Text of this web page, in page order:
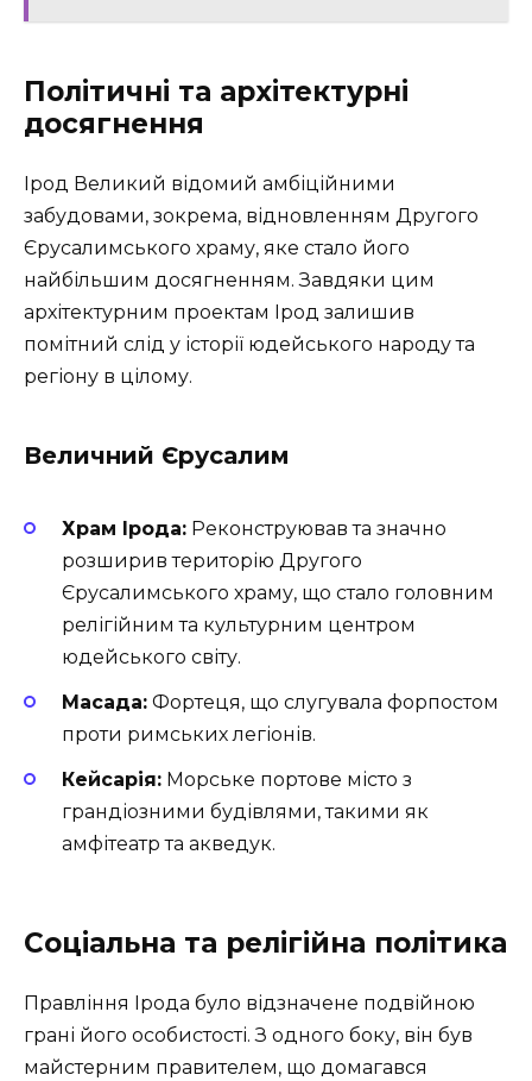
Політичні та архітектурні
досягнення
Ірод Великий відомий амбіційними
забудовами, зокрема, відновленням Другого
Єрусалимського храму, яке стало його
найбільшим досягненням. Завдяки цим
архітектурним проектам Ірод залишив
помітний слід у історії юдейського народу та
регіону в цілому.
Величний Єрусалим
Храм Ірода: Реконструював та значно
розширив територію Другого
Єрусалимського храму, що стало головним
релігійним та культурним центром
юдейського світу.
Масада: Фортеця, що слугувала форпостом
проти римських легіонів.
Кейсарія: Морське портове місто з
грандіозними будівлями, такими як
амфітеатр та акведук.
Соціальна та релігійна політика
Правління Ірода було відзначене подвійною
грані його особистості. З одного боку, він був
майстерним правителем, що домагався